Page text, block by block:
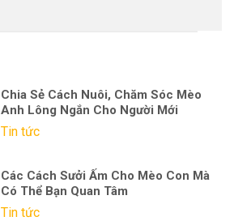
Chia Sẻ Cách Nuôi, Chăm Sóc Mèo
Anh Lông Ngắn Cho Người Mới
Tin tức
Các Cách Sưởi Ấm Cho Mèo Con Mà
Có Thể Bạn Quan Tâm
Tin tức